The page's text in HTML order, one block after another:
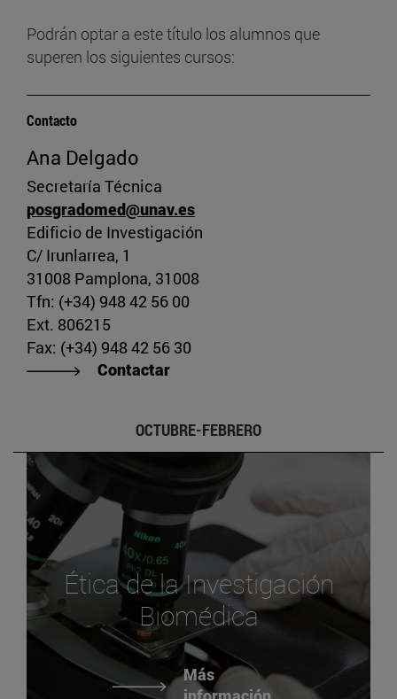
Podrán optar a este título los alumnos que
superen los siguientes cursos:
Contacto
Ana Delgado
Secretaría Técnica
posgradomed@unav.es
Edificio de Investigación
C/ Irunlarrea, 1
31008 Pamplona, 31008
Tfn: (+34) 948 42 56 00
Ext. 806215
Fax: (+34) 948 42 56 30
Contactar
OCTUBRE-FEBRERO
Ética de la Investigación
Biomédica
Más